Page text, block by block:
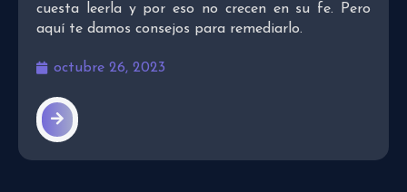
cuesta leerla y por eso no crecen en su fe. Pero
aquí te damos consejos para remediarlo.
octubre 26, 2023